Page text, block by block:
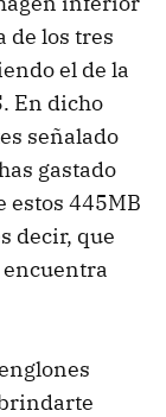
de los tres
el de la
En dicho
señalado
gastado
estos 445MB
decir, que